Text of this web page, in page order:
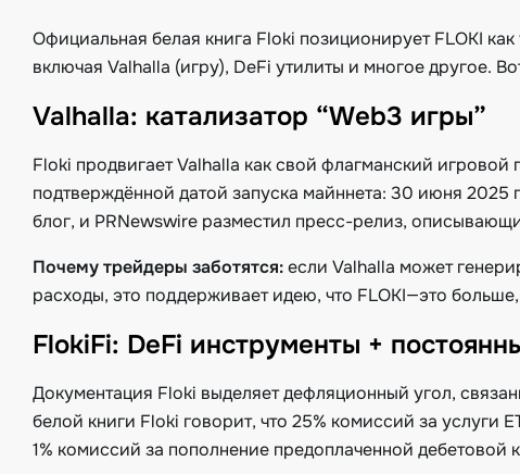
Официальная белая книга Floki позиционирует FLOKI
включая Valhalla (игру), DeFi утилиты и многое другое.
Valhalla: катализатор “Web3 игры”
Floki продвигает Valhalla как свой флагманский игровой
подтверждённой датой запуска майннета: 30 июня
блог, и PRNewswire разместил пресс-релиз,
Почему трейдеры заботятся:если Valhalla может
расходы, это поддерживает идею, что FLOKI—это
FlokiFi: DeFi инструменты +
Документация Floki выделяет дефляционный угол,
белой книги Floki говорит, что 25% комиссий за услуги
1% комиссий за пополнение предоплаченной дебетовой